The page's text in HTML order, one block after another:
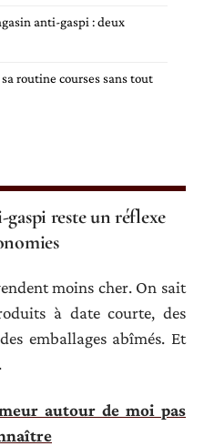
anti-gaspi : deux
routine courses sans tout
reste un réflexe
moins cher. On sait
à date courte, des
emballages abîmés. Et
autour de moi pas